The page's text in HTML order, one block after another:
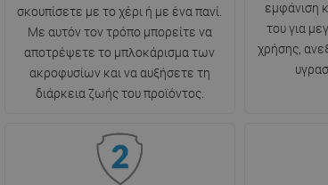
σκουπίσετε με το χέρι ή με ένα πανί.
Με αυτόν τον τρόπο μπορείτε να
αποτρέψετε το μπλοκάρισμα των
ακροφυσίων και να αυξήσετε τη
διάρκεια ζωής του προϊόντος.
εμφάνιση
του για
χρήσης,